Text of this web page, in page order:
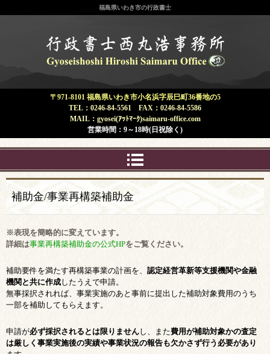
福島県 いわき市 | 行政書士 西丸浩
事務所
福島県いわき市の行政書士
〒971-8101 福島県いわき市小名浜字辰巳町36番地の5
TEL：0246-84-5561 FAX：0246-84-5586
MAIL：gyosei(ｱｯﾄﾏｰｸ)saimaru-office.com
営業時間：9～18時(日祝除く)
補助金/事業再構築補助金
※表現を簡略的に変えています。
詳細は事業再構築補助金の公式HPをご覧ください。
補助要件を満たす再構築事業の計画を、 認定経営革新等支援機関や金融
機関と共に作成したうえで申請。
無事採択されれば、事業実施のあと事前に提出した補助対象費用のうち
一部を補助してもらえます。
申請が必ず採択されるとは限りませんし、また費用が補助対象かの査定
は厳しく事業実施後の実績や事業状況の報告も欠かさず行う必要があり